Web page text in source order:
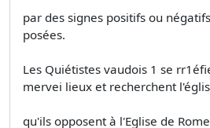
par des signes positifs ou
posées.
Les Quiétistes vaudois 1 se
mervei lieux et recherchent
qu'ils opposent à l'Eglise de